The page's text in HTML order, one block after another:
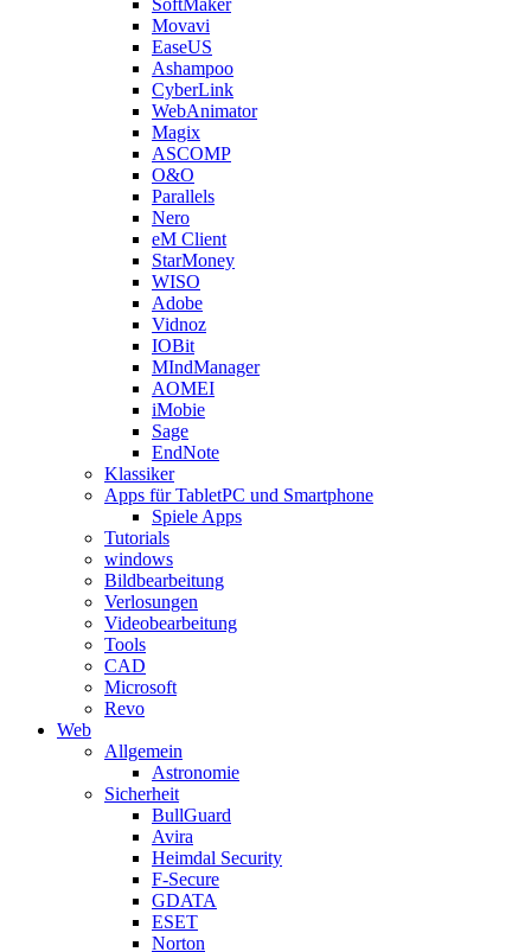
SoftMaker
Movavi
EaseUS
Ashampoo
CyberLink
WebAnimator
Magix
ASCOMP
O&O
Parallels
Nero
eM Client
StarMoney
WISO
Adobe
Vidnoz
IOBit
MIndManager
AOMEI
iMobie
Sage
EndNote
Klassiker
Apps für TabletPC und Smartphone
Spiele Apps
Tutorials
windows
Bildbearbeitung
Verlosungen
Videobearbeitung
Tools
CAD
Microsoft
Revo
Web
Allgemein
Astronomie
Sicherheit
BullGuard
Avira
Heimdal Security
F-Secure
GDATA
ESET
Norton